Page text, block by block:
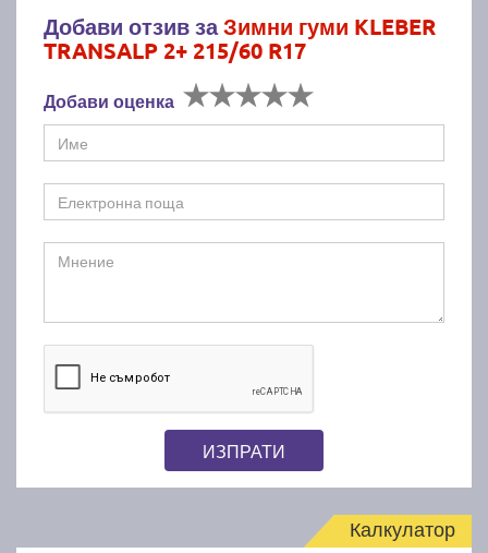
Добави отзив заЗимни гуми KLEBER
TRANSALP 2+ 215/60 R17
Добави оценка
ИЗПРАТИ
Калкулатор